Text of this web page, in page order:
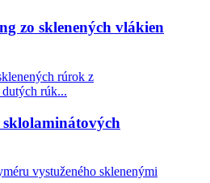
zo sklenených vlákien